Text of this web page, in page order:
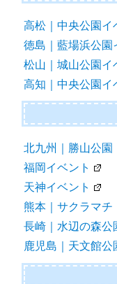
高松｜中央公園イ
徳島｜藍場浜公園
松山｜城山公園イ
高知｜中央公園イ
北九州｜勝山公園
福岡イベント
天神イベント
熊本｜サクラマチ
長崎｜水辺の森公
鹿児島｜天文館公